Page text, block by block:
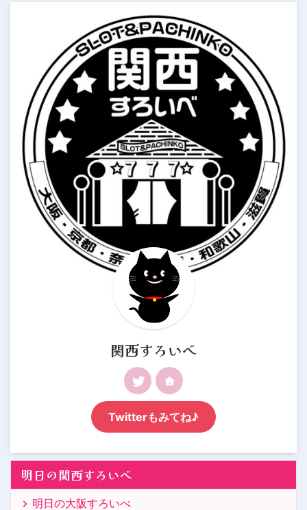
関西すろいべ
Twitterもみてね♪
明日の関西すろいべ
明日の大阪すろいべ